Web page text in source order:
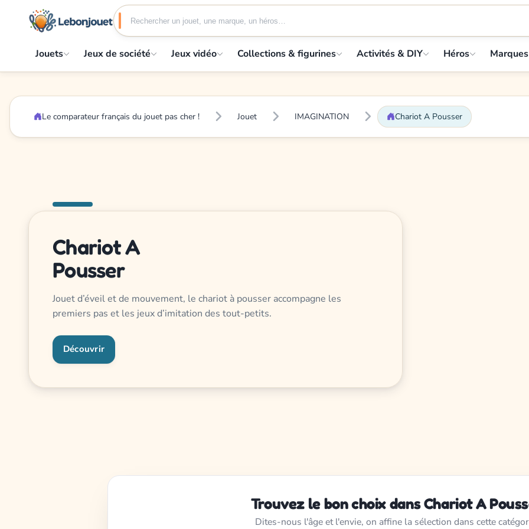
Jouets Jeux de société Jeux vidéo Collections & figurines Activités & DIY Héros Marques
Le comparateur français du jouet pas cher ! Jouet IMAGINATION Chariot A Pousser
Chariot A
Pousser
Jouet d’éveil et de mouvement, le chariot à pousser accompagne les
premiers pas et les jeux d’imitation des tout-petits.
Découvrir
Trouvez le bon choix dans Chariot A
Dites-nous l'âge et l'envie, on affine la sélection dans cette